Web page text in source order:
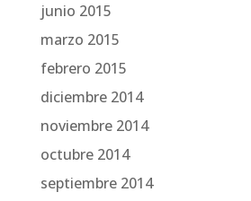
junio 2015
marzo 2015
febrero 2015
diciembre 2014
noviembre 2014
octubre 2014
septiembre 2014